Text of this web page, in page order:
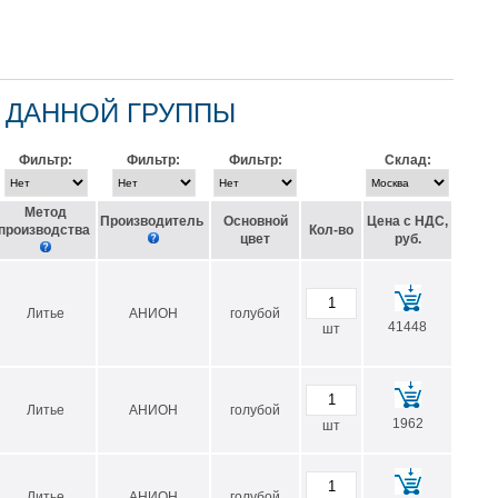
2700
без разрушения
4-5
ГРУППЫ
Фильтр: Фильтр: Фильтр: Склад:
Метод
Производитель
Основной
цвет
Кол-во
Цена с НДС,
руб.
Литье АНИОН
голубой
шт
41448
Литье АНИОН
голубой
шт
1962